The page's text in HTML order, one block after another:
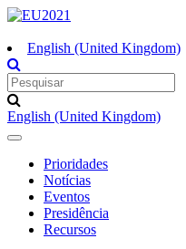
English (United Kingdom)
English (United Kingdom)
Toggle
navigationPrioridades
Notícias
Eventos
Presidência
Recursos